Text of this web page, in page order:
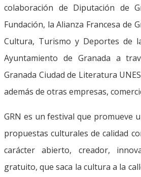
colaboración de Diputación de
Fundación, la Alianza Francesa de
Cultura, Turismo y Deportes de
Ayuntamiento de Granada a
Granada Ciudad de Literatura
además de otras empresas,
GRN es un festival que promueve
propuestas culturales de calidad
carácter abierto, creador,
gratuito, que saca la cultura a la